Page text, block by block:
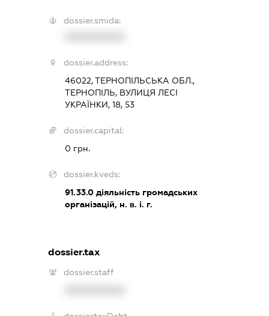
dossier.smida:
dossier.address:
46022, ТЕРНОПІЛЬСЬКА ОБЛ.,
ТЕРНОПІЛЬ, ВУЛИЦЯ ЛЕСІ
УКРАЇНКИ, 18, 53
dossier.capital:
0 грн.
dossier.kveds:
91.33.0діяльність громадських
організацій, н. в. і. г.
dossier.tax
dossier.staff